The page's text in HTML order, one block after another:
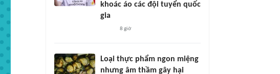
khoác áo các đội tuyển quốc
gia
8 giờ
Loại thực phẩm ngon miệng
nhưng âm thầm gây hại